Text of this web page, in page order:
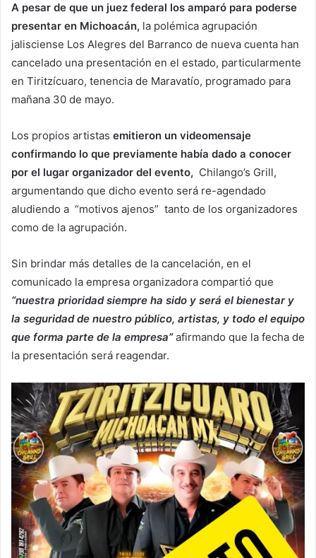
A pesar de que un juez federal los amparó para poderse
presentar en Michoacán, la polémica agrupación
jalisciense Los Alegres del Barranco de nueva cuenta han
cancelado una presentación en el estado, particularmente
en Tiritzícuaro, tenencia de Maravatío, programado para
mañana 30 de mayo.
Los propios artistas emitieron un videomensaje
confirmando lo que previamente había dado a conocer
por el lugar organizador del evento, Chilango’s Grill,
argumentando que dicho evento será re-agendado
aludiendo a “motivos ajenos” tanto de los organizadores
como de la agrupación.
Sin brindar más detalles de la cancelación, en el
comunicado la empresa organizadora compartió que
“nuestra prioridad siempre ha sido y será el bienestar y
la seguridad de nuestro público, artistas, y todo el equipo
que forma parte de la empresa”afirmando que la fecha de
la presentación será reagendar.